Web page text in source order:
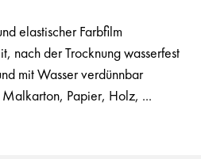
elastischer Farbfilm
nach der Trocknung wasserfest
mit Wasser verdünnbar
Malkarton, Papier, Holz, ...